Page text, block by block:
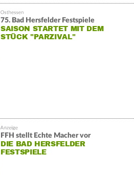
75. Bad Hersfelder Festspiele
SAISON STARTET MIT DEM
STÜCK "PARZIVAL"
FFH stellt Echte Macher vor
DIE BAD HERSFELDER
FESTSPIELE